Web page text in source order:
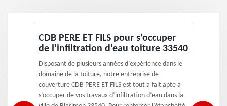
CDB PERE ET FILS pour s’occuper
de l’infiltration d’eau toiture 33540
Disposant de plusieurs années d’expérience dans le
domaine de la toiture, notre entreprise de
couverture CDB PERE ET FILS est tout à fait apte à
s’occuper de vos travaux d’infiltration d’eau dans la